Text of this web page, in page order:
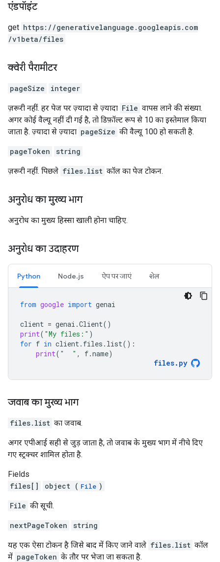
एंडपॉइंट
get https: / /generativelanguage.googleapis.com
/v1beta/files
क्वेरी पैरामीटर
pageSize integer
ज़रूरी नहीं. हर पेज पर ज़्यादा से ज़्यादा File वापस लाने की संख्या.
अगर कोई वैल्यू नहीं दी गई है, तो डिफ़ॉल्ट रूप से 10 का इस्तेमाल किया
जाता है. ज़्यादा से ज़्यादा pageSize की वैल्यू 100 हो सकती है.
pageToken string
ज़रूरी नहीं. पिछले files.list कॉल का पेज टोकन.
अनुरोध का मुख्य भाग
अनुरोध का मुख्य हिस्सा खाली होना चाहिए.
अनुरोध का उदाहरण
Python Node.js ऐप पर जाएं शेल
from google import genai
client = genai .Client()
print( "My files:" )
for f in client. files . list():
print( "  " , f.name)
files. py
जवाब का मुख्य भाग
files.list का जवाब.
अगर एपीआई सही से जुड़ जाता है, ताे जवाब के मुख्य भाग में नीचे दिए
गए स्ट्रक्चर शामिल होता है.
Fields
files[]
object ( File )
File की सूची.
nextPageToken string
यह एक ऐसा टोकन है जिसे बाद में किए जाने वाले files.list कॉल
में pageToken के तौर पर भेजा जा सकता है.